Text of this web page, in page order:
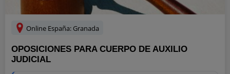
Online España: Granada
OPOSICIONES PARA CUERPO DE AUXILIO
JUDICIAL